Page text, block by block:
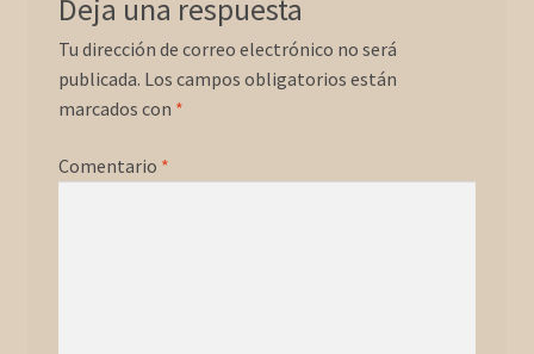
Deja una respuesta
Tu dirección de correo electrónico no será
publicada. Los campos obligatorios están
marcados con *
Comentario *